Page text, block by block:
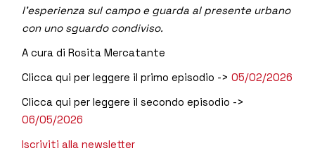
l’esperienza sul campo e guarda al presente urbano
con uno sguardo condiviso.
A cura di Rosita Mercatante
Clicca qui per leggere il primo episodio ->05/02/2026
Clicca qui per leggere il secondo episodio ->
06/05/2026
Iscriviti alla newsletter